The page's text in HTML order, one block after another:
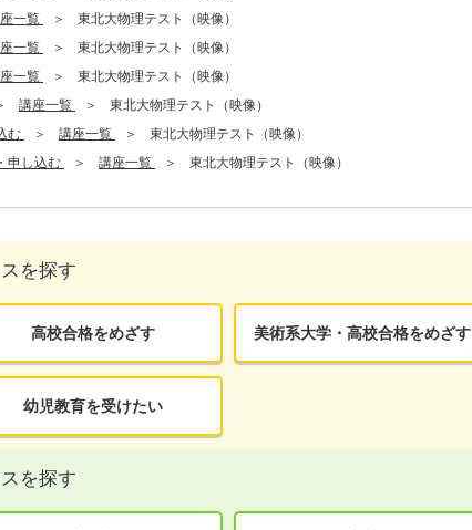
一覧
東北大物理テスト（映像）
一覧
東北大物理テスト（映像）
一覧
東北大物理テスト（映像）
講座一覧
東北大物理テスト（映像）
む 講座一覧
東北大物理テスト（映像）
申し込む 講座一覧 東北大物理テスト（映像）
を探す
高校合格をめざす 美術系大学・高校合格をめざす
幼児教育を受けたい
を探す